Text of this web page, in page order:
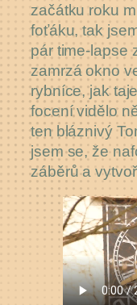
začátku roku
foťáku, tak
pár time-lapse
zamrzá okno
rybníce, jak
focení vidělo
ten bláznivý
jsem se, že
záběrů a